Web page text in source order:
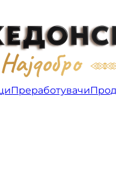
Преработувачи